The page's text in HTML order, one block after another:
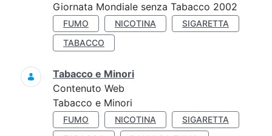
Giornata Mondiale senza Tabacco 2002
FUMO NICOTINA
SIGARETTA
TABACCO
Tabacco e Minori
Contenuto Web
Tabacco e Minori
FUMO NICOTINA
SIGARETTA